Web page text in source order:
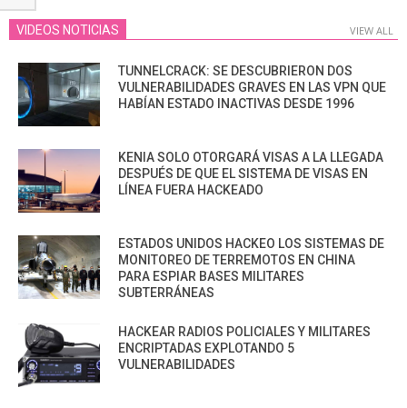
VIDEOS NOTICIAS VIEW ALL
TUNNELCRACK: SE DESCUBRIERON DOS
VULNERABILIDADES GRAVES EN LAS VPN QUE
HABÍAN ESTADO INACTIVAS DESDE 1996
KENIA SOLO OTORGARÁ VISAS A LA LLEGADA
DESPUÉS DE QUE EL SISTEMA DE VISAS EN
LÍNEA FUERA HACKEADO
ESTADOS UNIDOS HACKEO LOS SISTEMAS DE
MONITOREO DE TERREMOTOS EN CHINA
PARA ESPIAR BASES MILITARES
SUBTERRÁNEAS
HACKEAR RADIOS POLICIALES Y MILITARES
ENCRIPTADAS EXPLOTANDO 5
VULNERABILIDADES